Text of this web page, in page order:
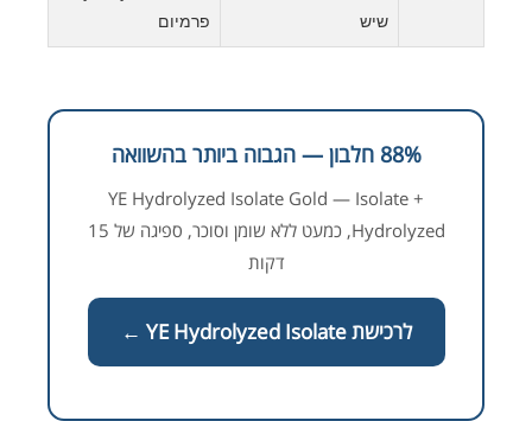
שיש
פרמיום
88% חלבון — הגבוה ביותר בהשוואה
YE Hydrolyzed Isolate Gold — Isolate +
Hydrolyzed, כמעט ללא שומן וסוכר, ספיגה של 15
דקות
לרכישת YE Hydrolyzed Isolate ←